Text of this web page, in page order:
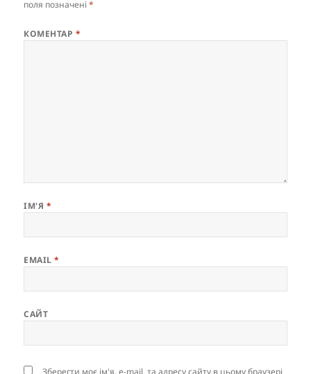
поля позначені*
КОМЕНТАР *
ІМ'Я *
EMAIL*
САЙТ
Зберегти моє ім'я, e-mail, та адресу сайту в цьому браузері